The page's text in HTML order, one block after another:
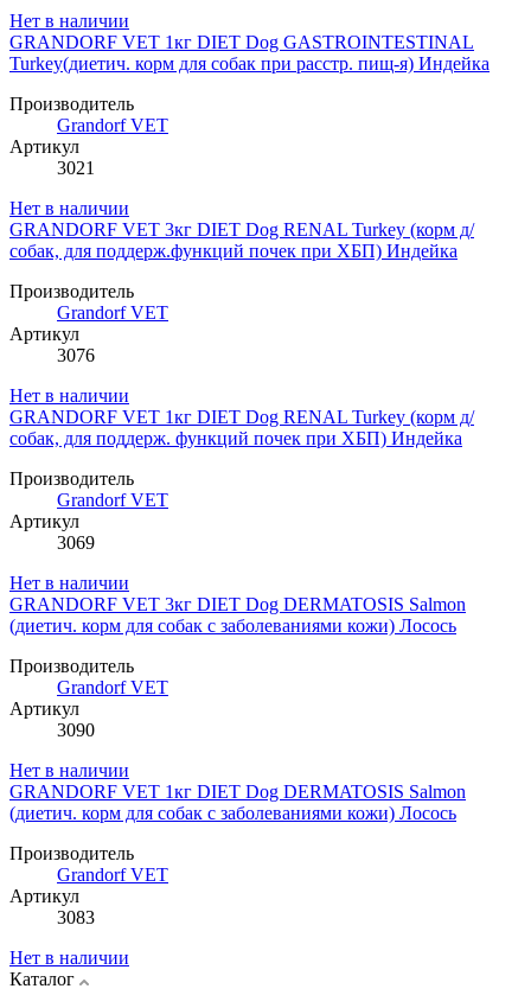
Нет в наличии
GRANDORF VET 1кг DIET Dog GASTROINTESTINAL
Turkey(диетич. корм для собак при расстр. пищ-я) Индейка
Производитель
Grandorf VET
Артикул
3021
Нет в наличии
GRANDORF VET 3кг DIET Dog RENAL Turkey (корм д/
собак, для поддерж.функций почек при ХБП) Индейка
Производитель
Grandorf VET
Артикул
3076
Нет в наличии
GRANDORF VET 1кг DIET Dog RENAL Turkey (корм д/
собак, для поддерж. функций почек при ХБП) Индейка
Производитель
Grandorf VET
Артикул
3069
Нет в наличии
GRANDORF VET 3кг DIET Dog DERMATOSIS Salmon
(диетич. корм для собак с заболеваниями кожи) Лосось
Производитель
Grandorf VET
Артикул
3090
Нет в наличии
GRANDORF VET 1кг DIET Dog DERMATOSIS Salmon
(диетич. корм для собак с заболеваниями кожи) Лосось
Производитель
Grandorf VET
Артикул
3083
Нет в наличии
Каталог